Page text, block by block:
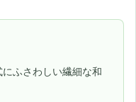
ふさわしい繊細な和